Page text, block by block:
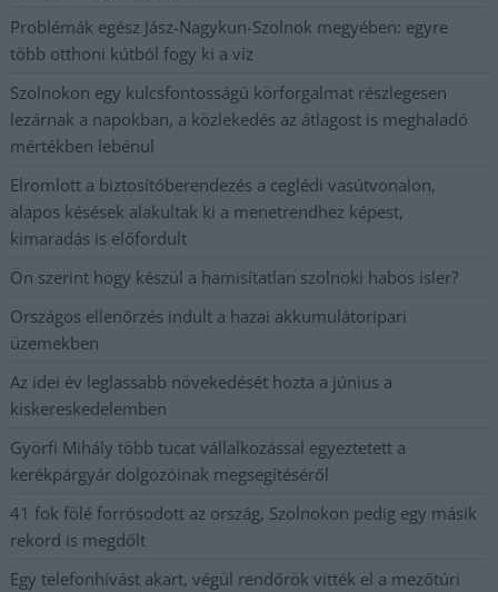
Problémák egész Jász-Nagykun-Szolnok megyében: egyre
több otthoni kútból fogy ki a víz
Szolnokon egy kulcsfontosságú körforgalmat részlegesen
lezárnak a napokban, a közlekedés az átlagost is meghaladó
mértékben lebénul
Elromlott a biztosítóberendezés a ceglédi vasútvonalon,
alapos késések alakultak ki a menetrendhez képest,
kimaradás is előfordult
Ön szerint hogy készül a hamisítatlan szolnoki habos isler?
Országos ellenőrzés indult a hazai akkumulátoripari
üzemekben
Az idei év leglassabb növekedését hozta a június a
kiskereskedelemben
Györfi Mihály több tucat vállalkozással egyeztetett a
kerékpárgyár dolgozóinak megsegítéséről
41 fok fölé forrósodott az ország, Szolnokon pedig egy másik
rekord is megdőlt
Egy telefonhívást akart, végül rendőrök vitték el a mezőtúri